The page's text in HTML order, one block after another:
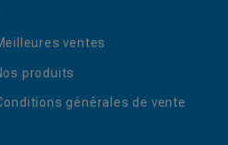
ventes
produits
générales de vente